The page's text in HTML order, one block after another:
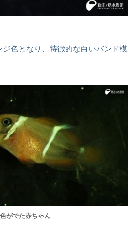
色となり、特徴的な白いバンド模
がでた赤ちゃん